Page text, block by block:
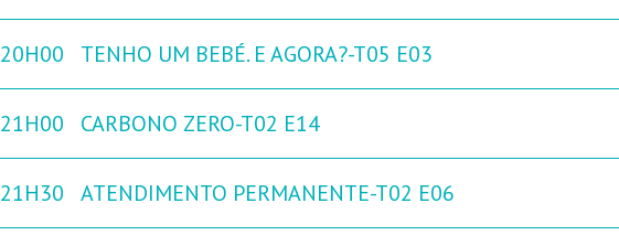
20H00 TENHO UM BEBÉ. E AGORA?-T05 E03
21H00 CARBONO ZERO-T02 E14
21H30 ATENDIMENTO PERMANENTE-T02 E06